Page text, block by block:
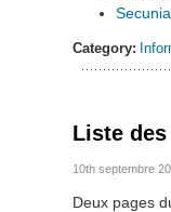
Category:
Liste
10th septembre
Deux pages